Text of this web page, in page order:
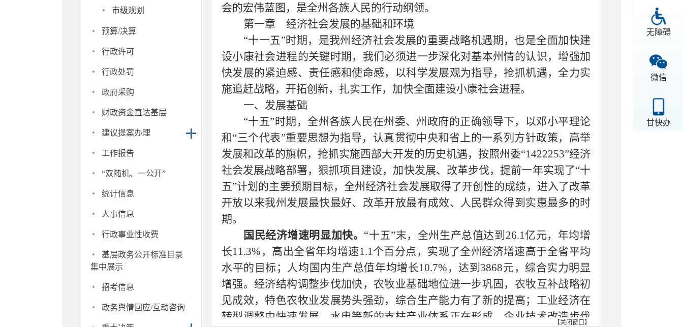
无障碍
微信
甘快办
· 市级规划
· 预算/决算
· 行政许可
· 行政处罚
· 政府采购
· 财政资金直达基层
· 建议提案办理
· 工作报告
· “双随机、一公开”
· 统计信息
· 人事信息
· 行政事业性收费
·
基层政务公开标准目录
集中展示
· 招考信息
· 政务舆情回应/互动咨询
会的宏伟蓝图，是全州各族人民的行动纲领。
第一章 经济社会发展的基础和环境
“十一五”时期，是我州经济社会发展的重要战略机遇期，也是全面加快建
设小康社会进程的关键时期，我们必须进一步深化对基本州情的认识，增强加
快发展的紧迫感、责任感和使命感，以科学发展观为指导，抢抓机遇，全力实
施追赶战略，开拓创新，扎实工作，加快全面建设小康社会进程。
一、发展基础
“十五”时期，全州各族人民在州委、州政府的正确领导下，以邓小平理论
和“三个代表”重要思想为指导，认真贯彻中央和省上的一系列方针政策，高举
发展和改革的旗帜，抢抓实施西部大开发的历史机遇，按照州委“1422253”经济
社会发展战略部署，狠抓项目建设，加快发展、改革步伐，提前一年实现了“十
五”计划的主要预期目标，全州经济社会发展取得了开创性的成绩，进入了改革
开放以来我州发展最快最好、改革开放最有成效、人民群众得到实惠最多的时
期。
国民经济增速明显加快。 “十五”末，全州生产总值达到26.1亿元，年均增
长11.3%，高出全省年均增速1.1个百分点，实现了全州经济增速高于全省平均
水平的目标；人均国内生产总值年均增长10.7%，达到3868元，综合实力明显
增强。经济结构调整步伐加快，农牧业基础地位进一步巩固，农牧互补战略初
见成效，特色农牧业发展势头强劲，综合生产能力有了新的提高；工业经济在
转型调整中快速发展，水电等新的支柱产业体系正在形成，企业技术改造步伐
【关闭窗口】